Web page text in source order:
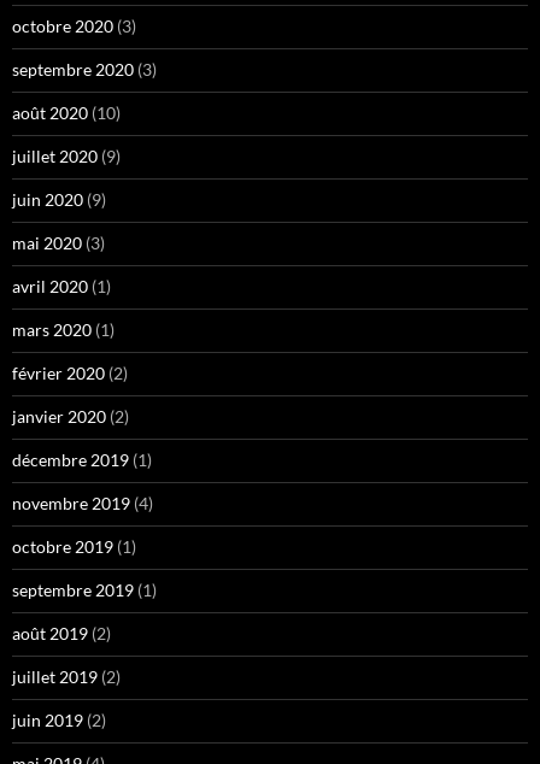
octobre 2020 (3)
septembre 2020 (3)
août 2020 (10)
juillet 2020 (9)
juin 2020 (9)
mai 2020 (3)
avril 2020 (1)
mars 2020 (1)
février 2020 (2)
janvier 2020 (2)
décembre 2019 (1)
novembre 2019 (4)
octobre 2019 (1)
septembre 2019 (1)
août 2019 (2)
juillet 2019 (2)
juin 2019 (2)